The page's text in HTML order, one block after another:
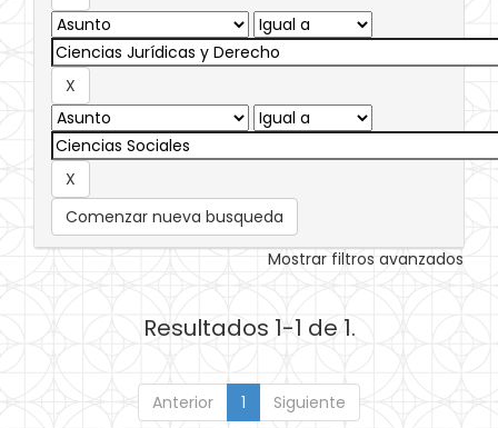
Comenzar nueva busqueda
Mostrar filtros avanzados
Resultados 1-1 de 1.
Anterior 1 Siguiente